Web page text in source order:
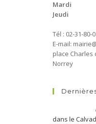
Mardi
Jeudi
Tél : 02-31-80-
E-mail:
place Charles
Norrey
dans le